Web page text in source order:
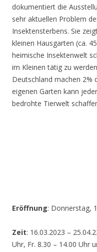
dokumentiert die
sehr aktuellen Problem
Insektensterbens. Sie
kleinen Hausgarten (ca.
heimische Insektenwelt
im Kleinen tätig zu
Deutschland machen 2%
eigenen Garten kann
bedrohte Tierwelt
Eröffnung: Donnerstag,
Zeit: 16.03.2023 –
Uhr, Fr. 8.30 – 14.00 Uhr